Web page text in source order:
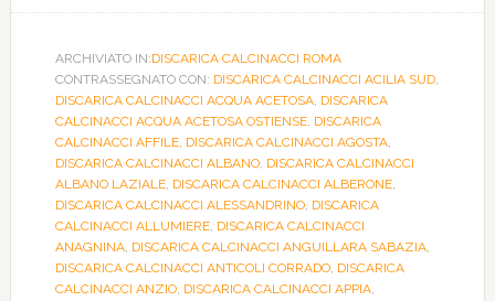
ARCHIVIATO IN:DISCARICA CALCINACCI ROMA
CONTRASSEGNATO CON: DISCARICA CALCINACCI ACILIA SUD,
DISCARICA CALCINACCI ACQUA ACETOSA, DISCARICA
CALCINACCI ACQUA ACETOSA OSTIENSE, DISCARICA
CALCINACCI AFFILE, DISCARICA CALCINACCI AGOSTA,
DISCARICA CALCINACCI ALBANO, DISCARICA CALCINACCI
ALBANO LAZIALE, DISCARICA CALCINACCI ALBERONE,
DISCARICA CALCINACCI ALESSANDRINO, DISCARICA
CALCINACCI ALLUMIERE, DISCARICA CALCINACCI
ANAGNINA, DISCARICA CALCINACCI ANGUILLARA SABAZIA,
DISCARICA CALCINACCI ANTICOLI CORRADO, DISCARICA
CALCINACCI ANZIO, DISCARICA CALCINACCI APPIA,